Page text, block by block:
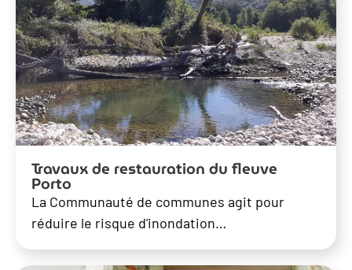
Travaux de restauration du fleuve
Porto
La Communauté de communes agit pour
réduire le risque d'inondation…